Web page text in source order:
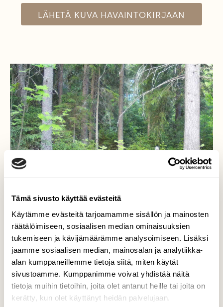
Tämä sivusto käyttää evästeitä
Käytämme evästeitä tarjoamamme sisällön ja mainosten
räätälöimiseen, sosiaalisen median ominaisuuksien
tukemiseen ja kävijämäärämme analysoimiseen. Lisäksi
jaamme sosiaalisen median, mainosalan ja analytiikka-
alan kumppaneillemme tietoja siitä, miten käytät
sivustoamme. Kumppanimme voivat yhdistää näitä
tietoja muihin tietoihin, joita olet antanut heille tai joita on
kerätty, kun olet käyttänyt heidän palvelujaan.
LÄHETÄ KUVA HAVAINTOKIRJAAN
Yksi sarvinen.
Riista kameran kuva. Menee polku meidän
metsän läpi. Liikkuu paljon eläimiä.mutta